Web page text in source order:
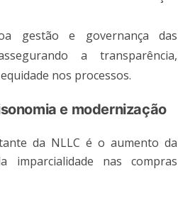
gestão e governança das
a transparência,
nos processos.
e modernização
da NLLC é o aumento da
imparcialidade nas compras